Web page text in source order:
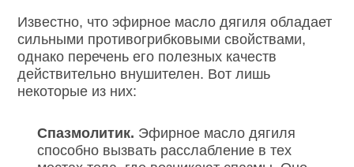
Известно, что эфирное масло дягиля обладает
сильными противогрибковыми свойствами,
однако перечень его полезных качеств
действительно внушителен. Вот лишь
некоторые из них:
Спазмолитик. Эфирное масло дягиля
способно вызвать расслабление в тех